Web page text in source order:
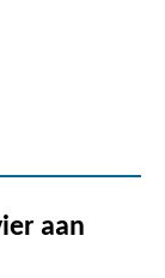
aan